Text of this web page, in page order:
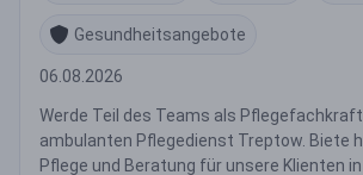
Gesundheitsangebote
06.08.2026
Werde Teil des Teams als
ambulanten Pflegedienst Treptow. Biete
Pflege und Beratung für unsere Klienten